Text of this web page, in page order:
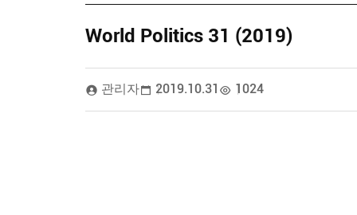
World Politics 31 (2019)
관리자 2019.10.31 1024